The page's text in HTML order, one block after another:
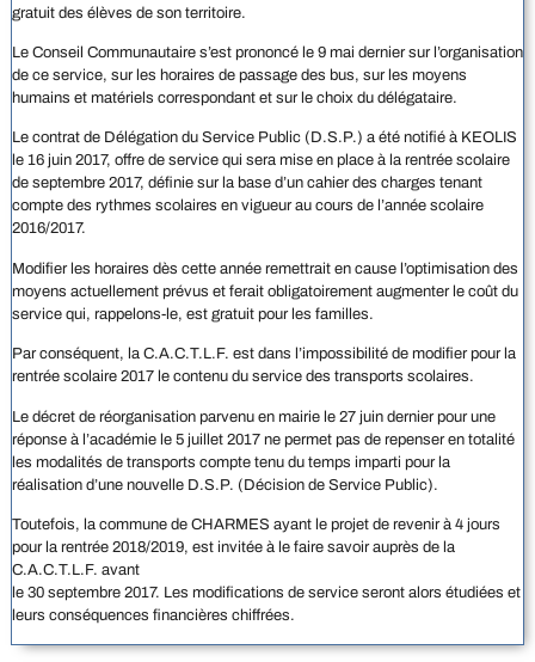
gratuit des élèves de son territoire.
Le Conseil Communautaire s’est prononcé le 9 mai dernier sur l’organisation
de ce service, sur les horaires de passage des bus, sur les moyens
humains et matériels correspondant et sur le choix du délégataire.
Le contrat de Délégation du Service Public (D.S.P.) a été notifié à KEOLIS
le 16 juin 2017, offre de service qui sera mise en place à la rentrée scolaire
de septembre 2017, définie sur la base d’un cahier des charges tenant
compte des rythmes scolaires en vigueur au cours de l’année scolaire
2016/2017.
Modifier les horaires dès cette année remettrait en cause l’optimisation des
moyens actuellement prévus et ferait obligatoirement augmenter le coût du
service qui, rappelons-le, est gratuit pour les familles.
Par conséquent, la C.A.C.T.L.F. est dans l’impossibilité de modifier pour la
rentrée scolaire 2017 le contenu du service des transports scolaires.
Le décret de réorganisation parvenu en mairie le 27 juin dernier pour une
réponse à l’académie le 5 juillet 2017 ne permet pas de repenser en totalité
les modalités de transports compte tenu du temps imparti pour la
réalisation d’une nouvelle D.S.P. (Décision de Service Public).
Toutefois, la commune de CHARMES ayant le projet de revenir à 4 jours
pour la rentrée 2018/2019, est invitée à le faire savoir auprès de la
C.A.C.T.L.F. avant
le 30 septembre 2017. Les modifications de service seront alors étudiées et
leurs conséquences financières chiffrées.